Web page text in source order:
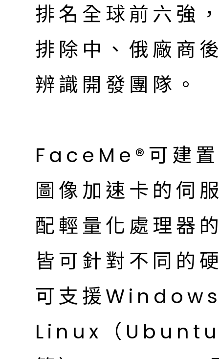
排名全球前六強
排除中、俄廠商
辨識開發團隊。
FaceMe®可建
圖像加速卡的伺
配輕量化處理器
皆可針對不同的
可支援
Linux（